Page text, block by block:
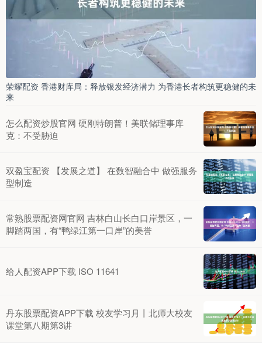
荣耀配资 香港财库局：释放银发经济潜力 为香港长者构筑更稳健的未
来
怎么配资炒股官网 硬刚特朗普！美联储理事库
克：不受胁迫
双盈宝配资 【发展之道】 在数智融合中 做强服务
型制造
常熟股票配资网官网 吉林白山长白口岸景区，一
脚踏两国，有“鸭绿江第一口岸”的美誉
给人配资APP下载 ISO 11641
丹东股票配资APP下载 校友学习月丨北师大校友
课堂第八期第3讲